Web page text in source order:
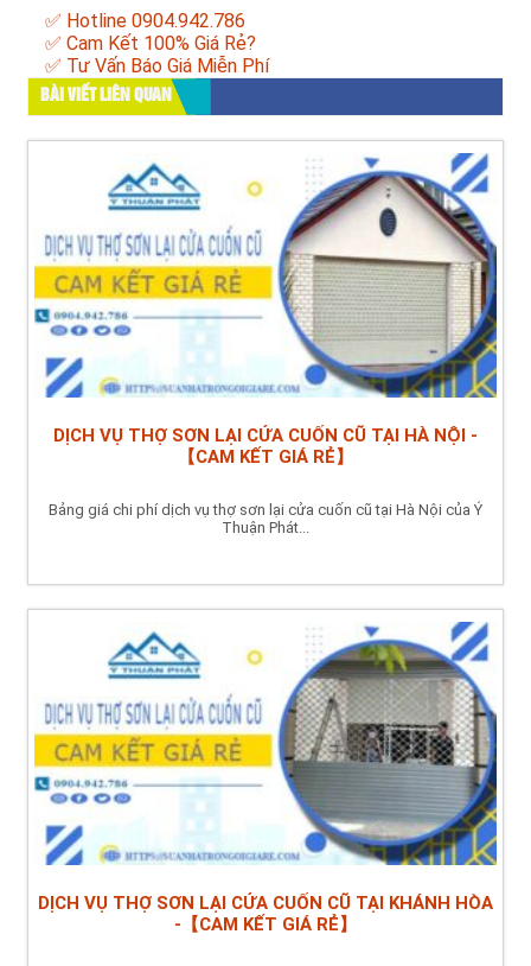
✅ Hotline 0904.942.786
✅ Cam Kết 100% Giá Rẻ?
✅ Tư Vấn Báo Giá Miễn Phí
BÀI VIẾT LIÊN QUAN
DỊCH VỤ THỢ SƠN LẠI CỬA CUỐN CŨ TẠI HÀ NỘI -
【CAM KẾT GIÁ RẺ】
Bảng giá chi phí dịch vụ thợ sơn lại cửa cuốn cũ tại Hà Nội của Ý
Thuận Phát...
DỊCH VỤ THỢ SƠN LẠI CỬA CUỐN CŨ TẠI KHÁNH HÒA
-【CAM KẾT GIÁ RẺ】